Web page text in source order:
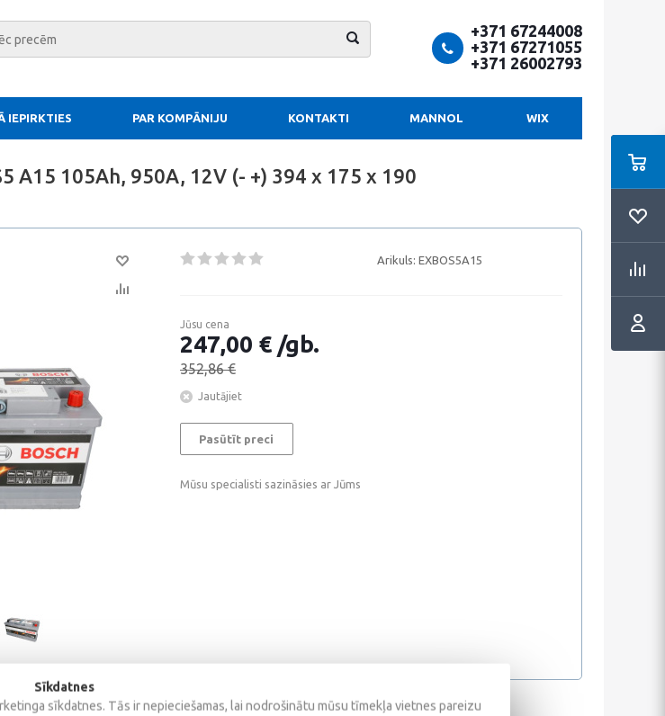
+371 67244008
+371 67271055
+371 26002793
IEPIRKTIES PAR KOMPĀNIJU KONTAKTI MANNOL WIX
A15 105Ah, 950A, 12V (- +) 394 x 175 x 190
Arikuls: EXBOS5A15
Jūsu cena
247,00 € /gb.
352,86 €
Jautājiet
Pasūtīt preci
Mūsu specialisti sazināsies ar Jūms
Sīkdatnes
sīkdatnes. Tās ir nepieciešamas, lai nodrošinātu mūsu tīmekļa vietnes pareizu